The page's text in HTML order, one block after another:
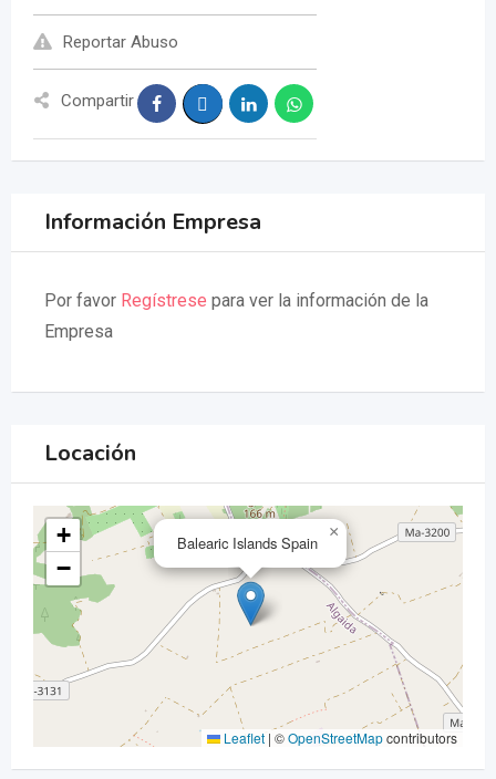
Reportar Abuso
Compartir
Información Empresa
Por favor Regístrese para ver la información de la
Empresa
Locación
Balearic Islands Spain
×
+
−
Leaflet | ©OpenStreetMapcontributors